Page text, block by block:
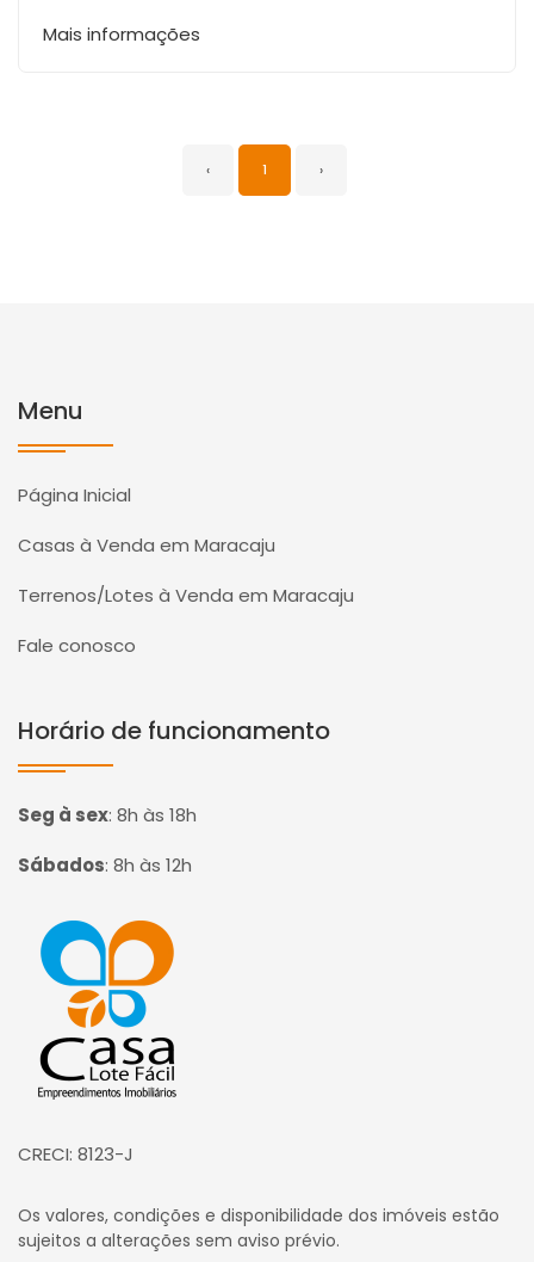
Mais informações
‹ 1 ›
Menu
Página Inicial
Casas à Venda em Maracaju
Terrenos/Lotes à Venda em Maracaju
Fale conosco
Horário de funcionamento
Seg à sex: 8h às 18h
Sábados: 8h às 12h
Página inicial
CRECI: 8123-J
Os valores, condições e disponibilidade dos imóveis estão
sujeitos a alterações sem aviso prévio.